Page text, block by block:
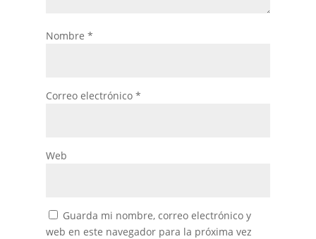
Nombre *
Correo electrónico *
Web
Guarda mi nombre, correo electrónico y
web en este navegador para la próxima vez